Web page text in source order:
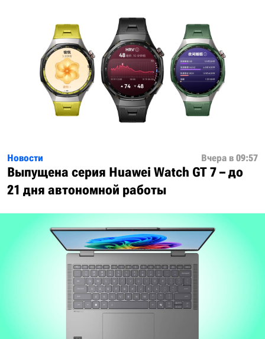
Новости Вчера в 09:57
Выпущена серия Huawei Watch GT 7 – до
21 дня автономной работы